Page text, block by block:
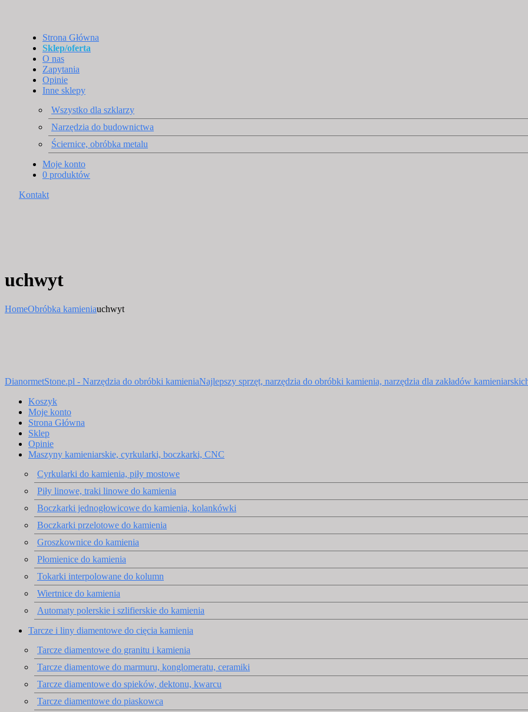
Strona Główna
Sklep/oferta
O nas
Zapytania
Opinie
Inne sklepy
Wszystko dla szklarzy
Narzędzia do budownictwa
Ściernice, obróbka metalu
Moje konto
0 produktów
Kontakt
uchwyt
HomeObróbka kamieniauchwyt
DianormetStone.pl - Narzędzia do obróbki kamieniaNajlepszy sprzęt, narzędzia do obróbki kamienia, narzędzia dla zakładów
Koszyk
Moje konto
Strona Główna
Sklep
Opinie
Maszyny kamieniarskie, cyrkularki, boczkarki, CNC
Cyrkularki do kamienia, piły mostowe
Piły linowe, traki linowe do kamienia
Boczkarki jednogłowicowe do kamienia, kolankówki
Boczkarki przelotowe do kamienia
Groszkownice do kamienia
Płomienice do kamienia
Tokarki interpolowane do kolumn
Wiertnice do kamienia
Automaty polerskie i szlifierskie do kamienia
Tarcze i liny diamentowe do cięcia kamienia
Tarcze diamentowe do granitu i kamienia
Tarcze diamentowe do marmuru, konglomeratu, ceramiki
Tarcze diamentowe do spieków, dektonu, kwarcu
Tarcze diamentowe do piaskowca